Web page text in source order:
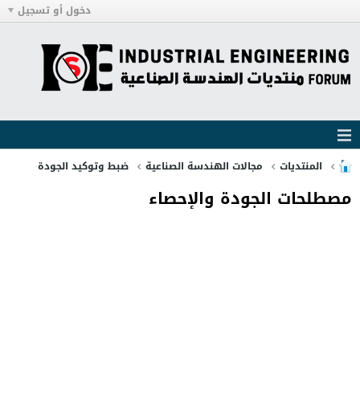
دخول أو تسجيل
المنتديات مجالات الهندسة الصناعية ضبط وتوكيد الجودة
مصطلحات الجودة والإحصاء